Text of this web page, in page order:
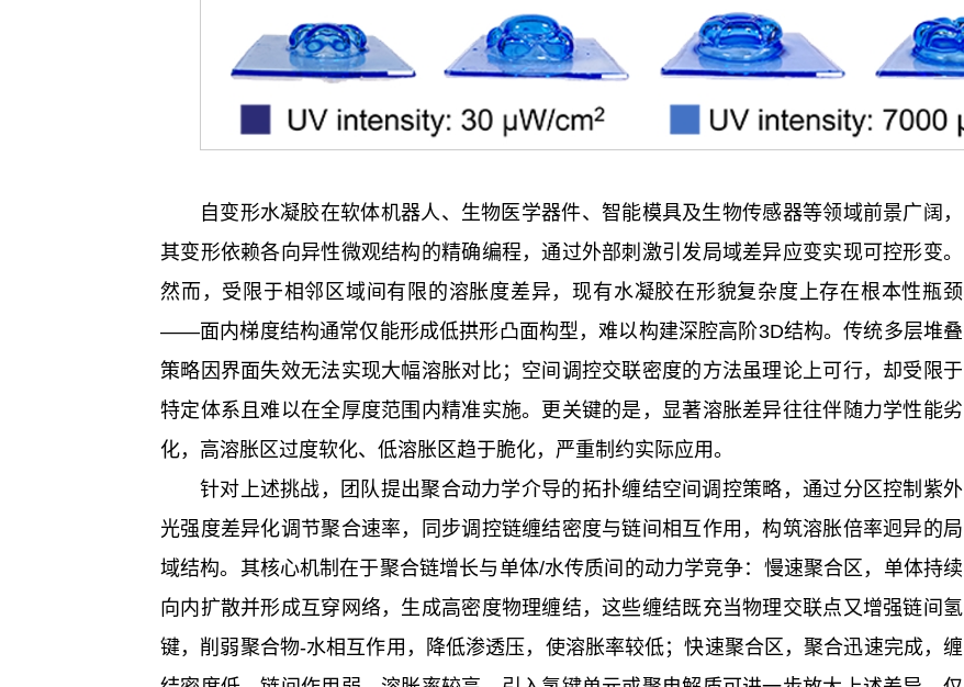
自变形水凝胶在软体机器人、生物医学器件、智能模具及生物传感器等领域前景广阔，
其变形依赖各向异性微观结构的精确编程，通过外部刺激引发局域差异应变实现可控形变。
然而，受限于相邻区域间有限的溶胀度差异，现有水凝胶在形貌复杂度上存在根本性瓶颈
——面内梯度结构通常仅能形成低拱形凸面构型，难以构建深腔高阶3D结构。传统多层堆叠
策略因界面失效无法实现大幅溶胀对比；空间调控交联密度的方法虽理论上可行，却受限于
特定体系且难以在全厚度范围内精准实施。更关键的是，显著溶胀差异往往伴随力学性能劣
化，高溶胀区过度软化、低溶胀区趋于脆化，严重制约实际应用。
针对上述挑战，团队提出聚合动力学介导的拓扑缠结空间调控策略，通过分区控制紫外
光强度差异化调节聚合速率，同步调控链缠结密度与链间相互作用，构筑溶胀倍率迥异的局
域结构。其核心机制在于聚合链增长与单体/水传质间的动力学竞争：慢速聚合区，单体持续
向内扩散并形成互穿网络，生成高密度物理缠结，这些缠结既充当物理交联点又增强链间氢
键，削弱聚合物-水相互作用，降低渗透压，使溶胀率较低；快速聚合区，聚合迅速完成，缠